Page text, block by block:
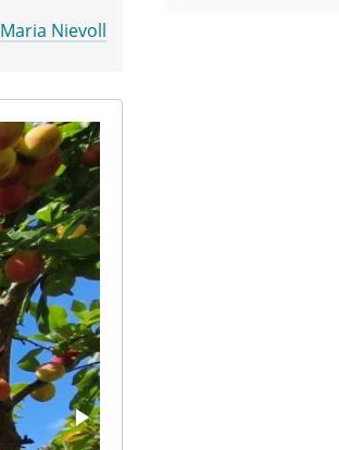
Maria Nievoll